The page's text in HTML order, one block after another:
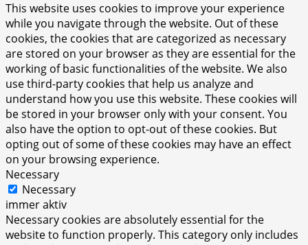
This website uses cookies to improve your experience
while you navigate through the website. Out of these
cookies, the cookies that are categorized as necessary
are stored on your browser as they are essential for the
working of basic functionalities of the website. We also
use third-party cookies that help us analyze and
understand how you use this website. These cookies will
be stored in your browser only with your consent. You
also have the option to opt-out of these cookies. But
opting out of some of these cookies may have an effect
on your browsing experience.
Necessary
Necessary
immer aktiv
Necessary cookies are absolutely essential for the
website to function properly. This category only includes